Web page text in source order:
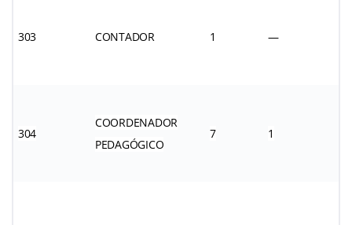
303 CONTADOR 1 —
304
COORDENADOR
PEDAGÓGICO
7 1